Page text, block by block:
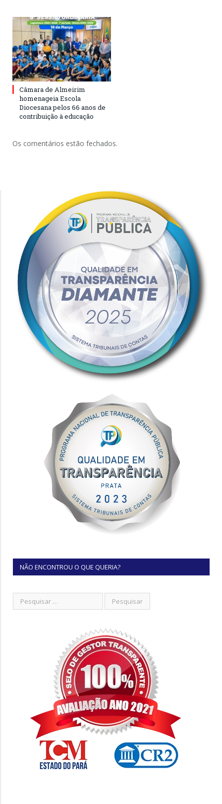
Câmara de Almeirim
homenageia Escola
Diocesana pelos 66 anos de
contribuição à educação
Os comentários estão fechados.
NÃO ENCONTROU O QUE QUERIA?